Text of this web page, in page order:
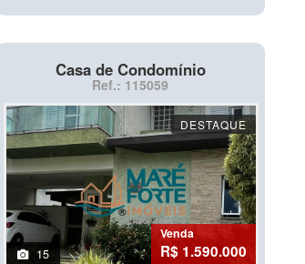
Casa de Condomínio
Ref.: 115059
DESTAQUE
15
Venda
R$ 1.590.000